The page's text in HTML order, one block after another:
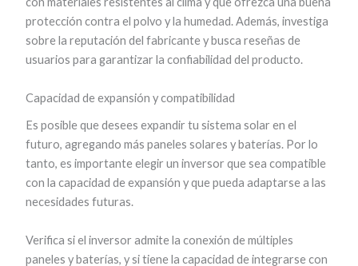
protección contra el polvo y la humedad. Además, investiga
sobre la reputación del fabricante y busca reseñas de
usuarios para garantizar la confiabilidad del producto.
Capacidad de expansión y compatibilidad
Es posible que desees expandir tu sistema solar en el
futuro, agregando más paneles solares y baterías. Por lo
tanto, es importante elegir un inversor que sea compatible
con la capacidad de expansión y que pueda adaptarse a las
necesidades futuras.
Verifica si el inversor admite la conexión de múltiples
paneles y baterías, y si tiene la capacidad de integrarse con